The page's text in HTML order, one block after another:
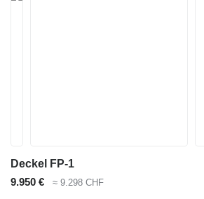
Deckel FP-1
9.950 €
≈ 9.298 CHF